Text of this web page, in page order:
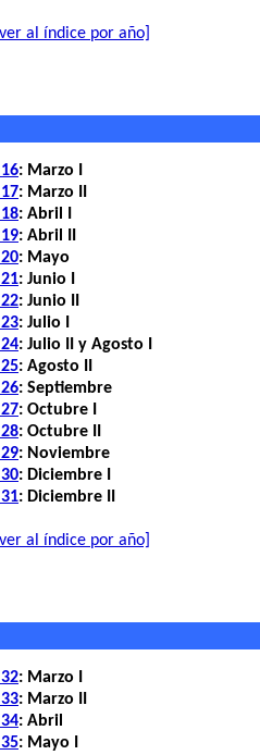
al índice por año]
: Marzo I
: Marzo II
: Abril I
: Abril II
: Mayo
: Junio I
: Junio II
: Julio I
: Julio II y Agosto I
: Agosto II
: Septiembre
: Octubre I
: Octubre II
: Noviembre
: Diciembre I
: Diciembre II
al índice por año]
: Marzo I
: Marzo II
: Abril
: Mayo I